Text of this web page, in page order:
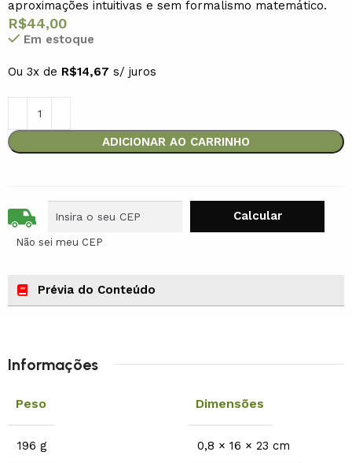
aproximações intuitivas e sem formalismo matemático.
R$44,00
Em estoque
Ou 3x de R$14,67 s/ juros
ADICIONAR AO CARRINHO
Não sei meu CEP
Prévia do Conteúdo
Informações
Peso
196 g
Dimensões
0,8 × 16 × 23 cm